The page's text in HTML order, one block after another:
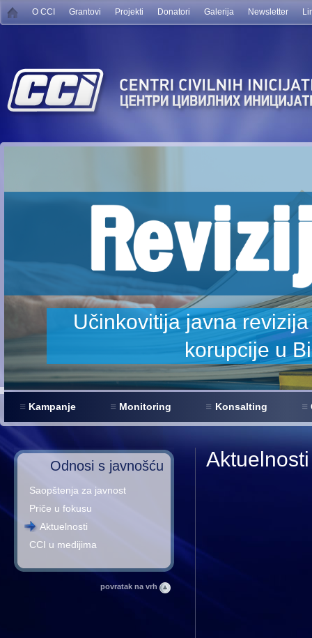
O CCI Grantovi Projekti Donatori Galerija Newsletter
smanjenje
Kampanje Monitoring Konsalting
Odnosi s javnošću
Saopštenja za javnost
Priče u fokusu
Aktuelnosti
CCI u medijima
povratak na vrh
Aktuelnosti